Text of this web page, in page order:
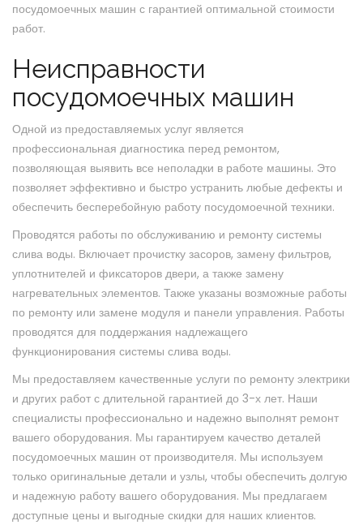
посудомоечных машин с гарантией оптимальной стоимости
работ.
Неисправности
посудомоечных машин
Одной из предоставляемых услуг является
профессиональная диагностика перед ремонтом,
позволяющая выявить все неполадки в работе машины. Это
позволяет эффективно и быстро устранить любые дефекты и
обеспечить бесперебойную работу посудомоечной техники.
Проводятся работы по обслуживанию и ремонту системы
слива воды. Включает прочистку засоров, замену фильтров,
уплотнителей и фиксаторов двери, а также замену
нагревательных элементов. Также указаны возможные работы
по ремонту или замене модуля и панели управления. Работы
проводятся для поддержания надлежащего
функционирования системы слива воды.
Мы предоставляем качественные услуги по ремонту электрики
и других работ с длительной гарантией до 3-х лет. Наши
специалисты профессионально и надежно выполнят ремонт
вашего оборудования. Мы гарантируем качество деталей
посудомоечных машин от производителя. Мы используем
только оригинальные детали и узлы, чтобы обеспечить долгую
и надежную работу вашего оборудования. Мы предлагаем
доступные цены и выгодные скидки для наших клиентов.